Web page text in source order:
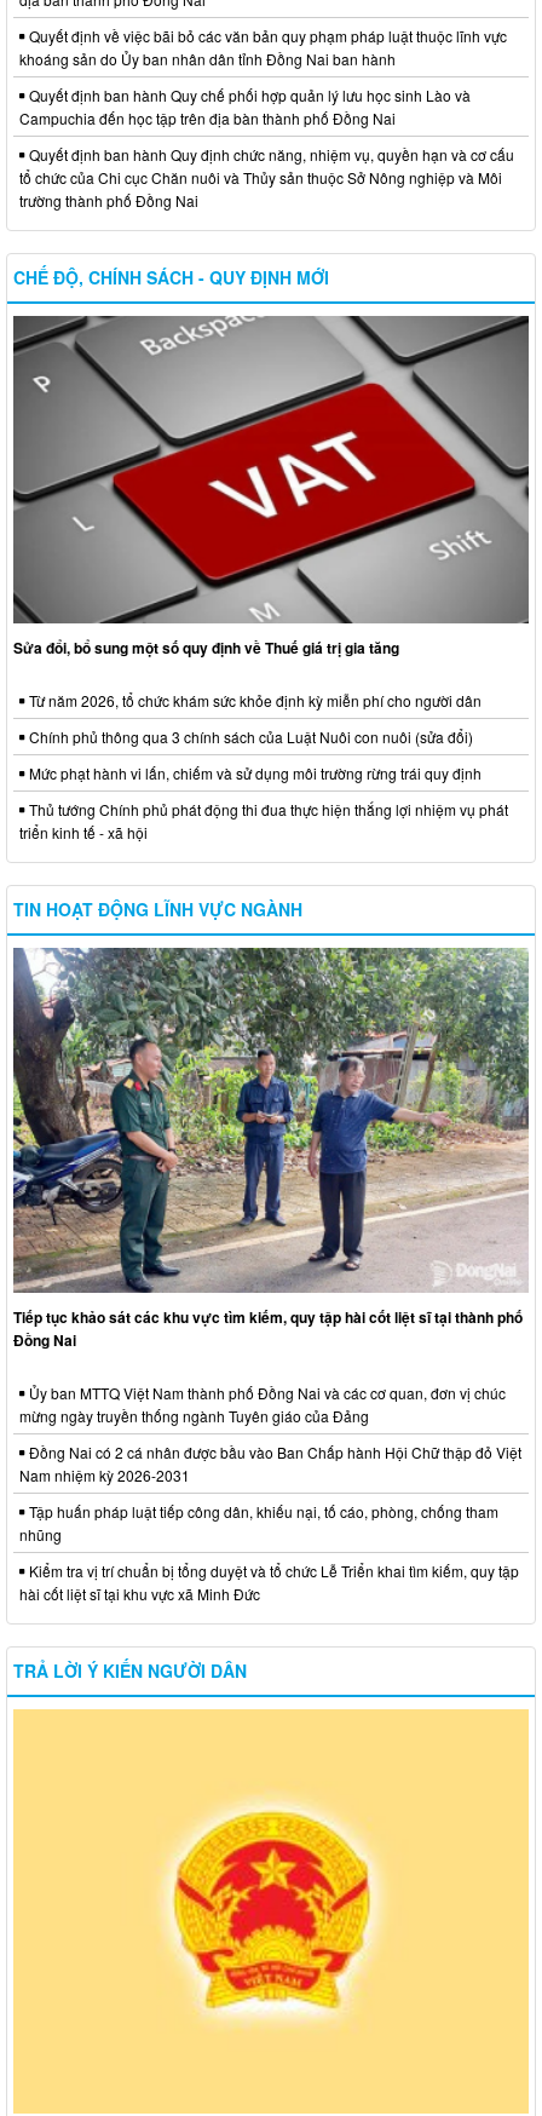
Quyết định về việc bãi bỏ các văn bản quy phạm pháp luật thuộc lĩnh vực
khoáng sản do Ủy ban nhân dân tỉnh Đồng Nai ban hành
Quyết định ban hành Quy chế phối hợp quản lý lưu học sinh Lào và
Campuchia đến học tập trên địa bàn thành phố Đồng Nai
Quyết định ban hành Quy định chức năng, nhiệm vụ, quyền hạn và cơ cấu
tổ chức của Chi cục Chăn nuôi và Thủy sản thuộc Sở Nông nghiệp và Môi
trường thành phố Đồng Nai
CHẾ ĐỘ, CHÍNH SÁCH - QUY ĐỊNH MỚI
Sửa đổi, bổ sung một số quy định về Thuế giá trị gia tăng
Từ năm 2026, tổ chức khám sức khỏe định kỳ miễn phí cho người dân
Chính phủ thông qua 3 chính sách của Luật Nuôi con nuôi (sửa đổi)
Mức phạt hành vi lấn, chiếm và sử dụng môi trường rừng trái quy định
Thủ tướng Chính phủ phát động thi đua thực hiện thắng lợi nhiệm vụ phát
triển kinh tế - xã hội
TIN HOẠT ĐỘNG LĨNH VỰC NGÀNH
Tiếp tục khảo sát các khu vực tìm kiếm, quy tập hài cốt liệt sĩ tại thành phố
Đồng Nai
Ủy ban MTTQ Việt Nam thành phố Đồng Nai và các cơ quan, đơn vị chúc
mừng ngày truyền thống ngành Tuyên giáo của Đảng
Đồng Nai có 2 cá nhân được bầu vào Ban Chấp hành Hội Chữ thập đỏ Việt
Nam nhiệm kỳ 2026-2031
Tập huấn pháp luật tiếp công dân, khiếu nại, tố cáo, phòng, chống tham
nhũng
Kiểm tra vị trí chuẩn bị tổng duyệt và tổ chức Lễ Triển khai tìm kiếm, quy tập
hài cốt liệt sĩ tại khu vực xã Minh Đức
TRẢ LỜI Ý KIẾN NGƯỜI DÂN